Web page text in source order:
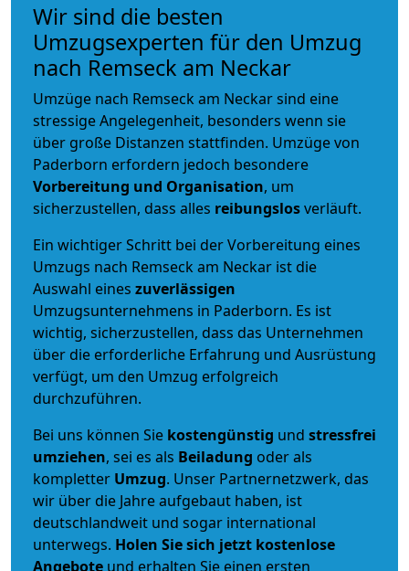
Wir sind die besten
Umzugsexperten für den Umzug
nach Remseck am Neckar
Umzüge nach Remseck am Neckar sind eine
stressige Angelegenheit, besonders wenn sie
über große Distanzen stattfinden. Umzüge von
Paderborn erfordern jedoch besondere
Vorbereitung und Organisation, um
sicherzustellen, dass alles reibungslosverläuft.
Ein wichtiger Schritt bei der Vorbereitung eines
Umzugs nach Remseck am Neckar ist die
Auswahl eines zuverlässigen
Umzugsunternehmens in Paderborn. Es ist
wichtig, sicherzustellen, dass das Unternehmen
über die erforderliche Erfahrung und Ausrüstung
verfügt, um den Umzug erfolgreich
durchzuführen.
Bei uns können Sie kostengünstig und stressfrei
umziehen, sei es als Beiladung oder als
kompletter Umzug. Unser Partnernetzwerk, das
wir über die Jahre aufgebaut haben, ist
deutschlandweit und sogar international
unterwegs. Holen Sie sich jetzt kostenlose
Angebote und erhalten Sie einen ersten